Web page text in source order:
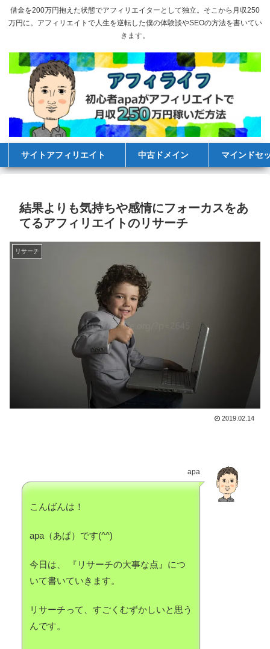
借金を200万円抱えた状態でアフィリエイターとして独立。そこから月収250
万円に。アフィリエイトで人生を逆転した僕の体験談やSEOの方法を書いてい
きます。
サイトアフィリエイト 中古ドメイン マインドセ
結果よりも気持ちや感情にフォーカスをあ
てるアフィリエイトのリサーチ
リサーチ
2019.02.14
apa
こんばんは！
apa（あぱ）です(^^)
今日は、 『リサーチの大事な点』につ
いて書いていきます。
リサーチって、すごくむずかしいと思う
んです。